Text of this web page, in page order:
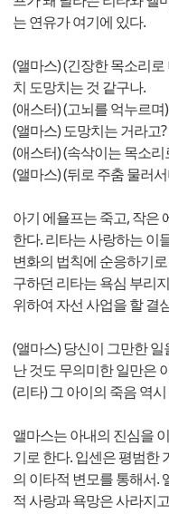
는 연유가 여기에 있다.
(앨마스) (긴장한 목소리
치 도망치는 것 같구나.
(애스터) (고뇌를 억누르
(앨마스) 도망치는 거라고
(애스터) (속삭이는 목소
(앨마스) (뒤로 주춤 물러서
아기 에욜프는 죽고, 작은
한다. 리타는 사랑하는 이
변화의 법칙에 순응하기
구하던 리타는 욕심 부리
위하여 자선 사업을 할 결
(앨마스) 당신이 그만한
난 것도 무의미한 일만은
(리타) 그 아이의 죽음 역
앨마스는 아내의 진심을
기로 한다. 입센은 평범한
의 이타적 변모를 통해서.
적 사랑과 욕망은 사라지